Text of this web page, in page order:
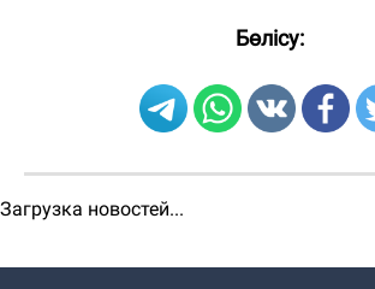
Бөлісу:
Загрузка новостей...